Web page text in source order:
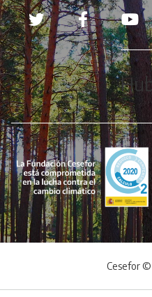
Redes sociales
Cesefor